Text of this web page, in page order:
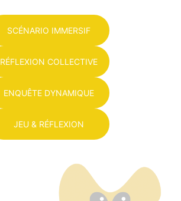
SCÉNARIO IMMERSIF
RÉFLEXION COLLECTIVE
ENQUÊTE DYNAMIQUE
JEU & RÉFLEXION